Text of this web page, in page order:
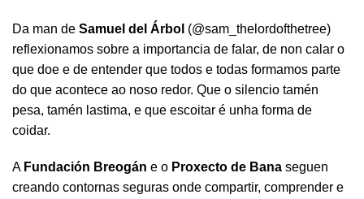
Da man de Samuel del Árbol (@sam_thelordofthetree)
reflexionamos sobre a importancia de falar, de non calar o
que doe e de entender que todos e todas formamos parte
do que acontece ao noso redor. Que o silencio tamén
pesa, tamén lastima, e que escoitar é unha forma de
coidar.
A Fundación Breogán e o Proxecto de Bana seguen
creando contornas seguras onde compartir, comprender e